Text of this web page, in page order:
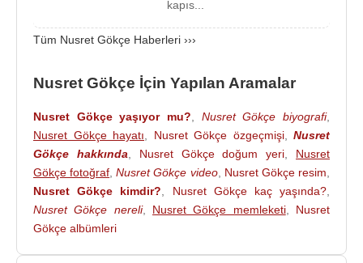
'ın hayatını anlatan ve
Pascal'ın da rol aldığı 'Narcos" dizisinin 3. sezon
tanıtım filminde konuk oyuncu olarak rol aldı.
Nusret Gökçe de 23 Mayıs2019tarihinde 72.
üzerinde kendisiyle özdeşleşenSaltbaehareketini
yaptı.
Filmleri ve Dizileri:
2017 - Narcos (Konuk Oyuncu) (Tv Dizisi)
Kaynak:Biyografiler.com
kapıs...
Tüm Nusret Gökçe Haberleri ›››
Nusret Gökçe İçin Yapılan Aramalar
Nusret Gökçe yaşıyor mu? Nusret Gökçe biyografi,
Nusret Gökçe hayatı
Nusret Gökçe özgeçmişi, Nusret
Gökçe hakkında
Nusret Gökçe doğum yeri
Nusret
Gökçe fotoğraf ,Nusret Gökçe video, Nusret Gökçe resim
Nusret Gökçe kimdir?
Nusret Gökçe kaç yaşında?
Nusret Gökçe nereli, Nusret Gökçe memleketi, Nusret
Gökçe albümleri